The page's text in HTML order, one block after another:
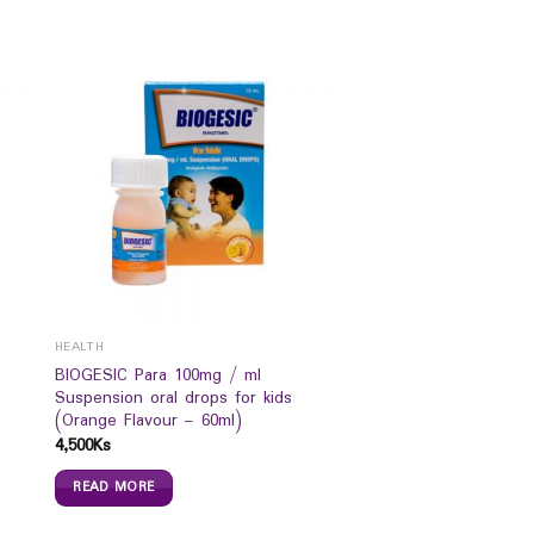
HEALTH
BIOGESIC Para 100mg / ml
Suspension oral drops for kids
(Orange Flavour – 60ml)
4,500Ks
READ MORE